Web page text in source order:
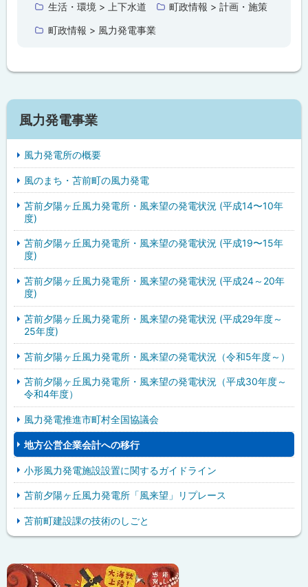
生活・環境 > 上下水道
町政情報 > 計画・施策
町政情報 > 風力発電事業
風力発電事業
風力発電所の概要
風のまち・苫前町の風力発電
苫前夕陽ヶ丘風力発電所・風来望の発電状況 (平成14〜10年
度)
苫前夕陽ヶ丘風力発電所・風来望の発電状況 (平成19〜15年
度)
苫前夕陽ヶ丘風力発電所・風来望の発電状況 (平成24～20年
度)
苫前夕陽ヶ丘風力発電所・風来望の発電状況 (平成29年度～
25年度)
苫前夕陽ヶ丘風力発電所・風来望の発電状況（令和5年度～）
苫前夕陽ヶ丘風力発電所・風来望の発電状況（平成30年度～
令和4年度）
風力発電推進市町村全国協議会
地方公営企業会計への移行
小形風力発電施設設置に関するガイドライン
苫前夕陽ヶ丘風力発電所「風来望」リプレース
苫前町建設課の技術のしごと
サ
ッ